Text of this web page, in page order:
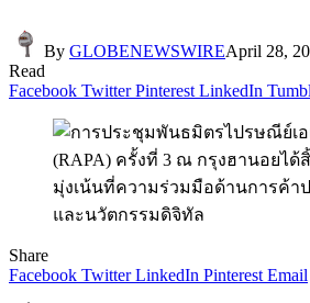
By GLOBENEWSWIREApril 28,
Read
Facebook Twitter Pinterest LinkedIn
Share
Facebook Twitter LinkedIn Pinterest Email